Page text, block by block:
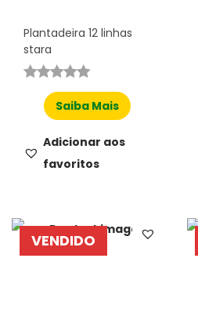
Plantadeira 12 linhas
stara
Saiba Mais
Adicionar aos
favoritos
VENDIDO